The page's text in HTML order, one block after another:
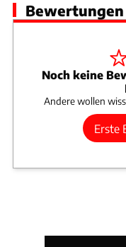
Bewertungen
Noch keine
Andere wollen
Erste